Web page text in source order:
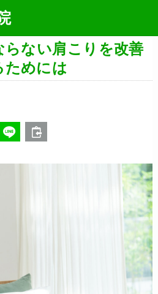
ない肩こりを改善
ためには